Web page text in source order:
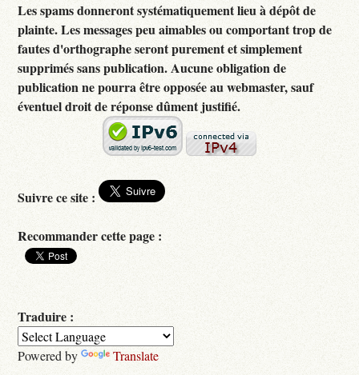
Les spams donneront systématiquement lieu à dépôt de
plainte. Les messages peu aimables ou comportant trop de
fautes d'orthographe seront purement et simplement
supprimés sans publication. Aucune obligation de
publication ne pourra être opposée au webmaster, sauf
éventuel droit de réponse dûment justifié.
Suivre ce site :
Recommander cette page :
Traduire :
Powered by Translate